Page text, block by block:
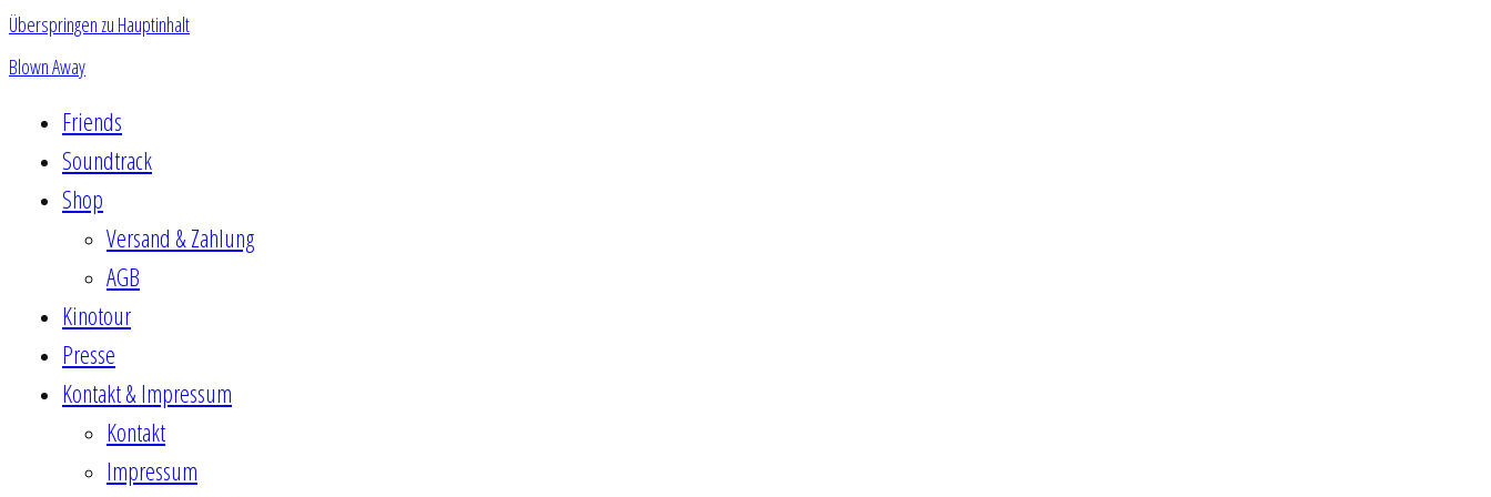
Überspringen zu Hauptinhalt
Blown Away
Friends
Soundtrack
Shop
Versand & Zahlung
AGB
Kinotour
Presse
Kontakt & Impressum
Kontakt
Impressum